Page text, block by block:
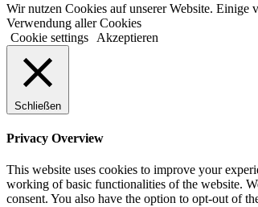
Wir nutzen Cookies auf unserer Website. Einige
Verwendung aller Cookies
Cookie settings
Akzeptieren
Schließen
Privacy Overview
This website uses cookies to improve your
working of basic functionalities of the website.
consent. You also have the option to opt-out of